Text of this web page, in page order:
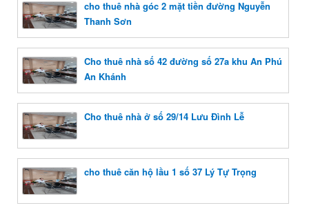
cho thuê nhà góc 2 mặt tiền đường Nguyễn
Thanh Sơn
Cho thuê nhà số 42 đường số 27a khu An Phú
An Khánh
Cho thuê nhà ở số 29/14 Lưu Đình Lễ
cho thuê căn hộ lầu 1 số 37 Lý Tự Trọng